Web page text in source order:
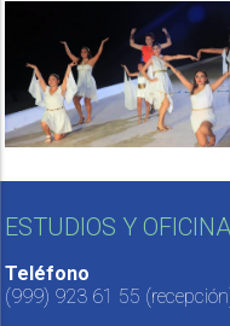
ESTUDIOS Y
Teléfono
(999) 923 61 55